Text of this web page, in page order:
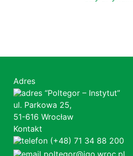
Adres
“Poltegor – Instytut”
ul. Parkowa 25,
51-616 Wrocław
Kontakt
(+48) 71 34 88 200